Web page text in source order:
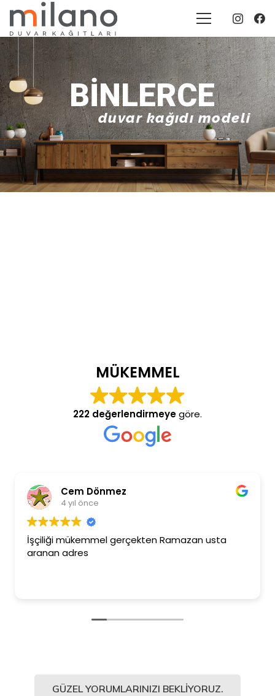
BINLERCE
duvar kağıdı modeli
MÜKEMMEL
222 değerlendirmeyegöre.
Cem Dönmez
4 yıl önce
İşçiliği mükemmel gerçekten Ramazan usta
aranan adres
GÜZEL YORUMLARINIZI BEKLIYORUZ.